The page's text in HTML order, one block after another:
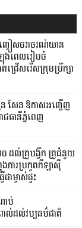
ចៀសចរាចរណ៍យាន
ឡុងពេលរៀបចំ
ជ្រើសរើសក្រុមប្រឹក្សា
សែន ឱកាសអញ្ជើញ
ជធានីភ្នំពេញ
ដល់គ្រូបង្វឹក គ្រូជំនួយ
ងការប្រកួតកីឡាស៊ី
ាម្ចាស់ផ្ទះ
ាប់
ាល់ដល់វប្បធម៌ជាតិ